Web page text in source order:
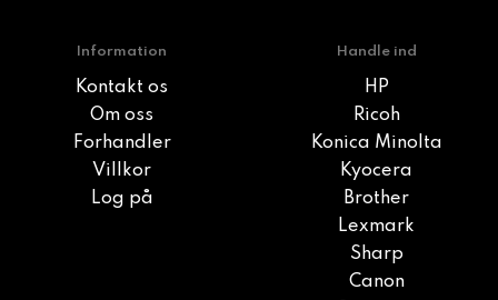
Information
Kontakt os
Om oss
Forhandler
Villkor
Log på
Handle ind
HP
Ricoh
Konica Minolta
Kyocera
Brother
Lexmark
Sharp
Canon